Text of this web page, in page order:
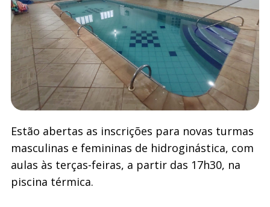
Estão abertas as inscrições para novas turmas
masculinas e femininas de hidroginástica, com
aulas às terças-feiras, a partir das 17h30, na
piscina térmica.